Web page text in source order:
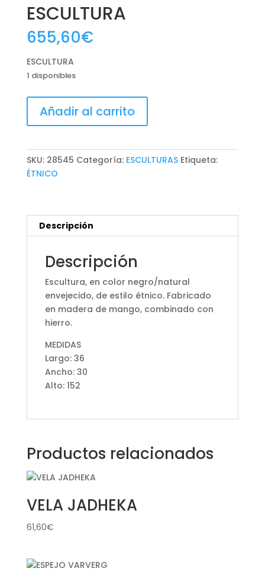
ESCULTURA
655,60€
ESCULTURA
1 disponibles
ESCULTURA
cantidad
Añadir al carrito
SKU: 28545 Categoría: ESCULTURAS Etiqueta:
ÉTNICO
Descripción
Descripción
Escultura, en color negro/natural
envejecido, de estilo étnico. Fabricado
en madera de mango, combinado con
hierro.
MEDIDAS
Largo: 36
Ancho: 30
Alto: 152
Productos relacionados
VELA JADHEKA
61,60€